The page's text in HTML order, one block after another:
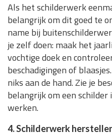
Als het schilderwerk
belangrijk om dit goed te
name bij
je zelf doen: maak het
vochtige doek en
beschadigingen of
niks aan de hand. Zie je
belangrijk om een
werken.
4. Schilderwerk